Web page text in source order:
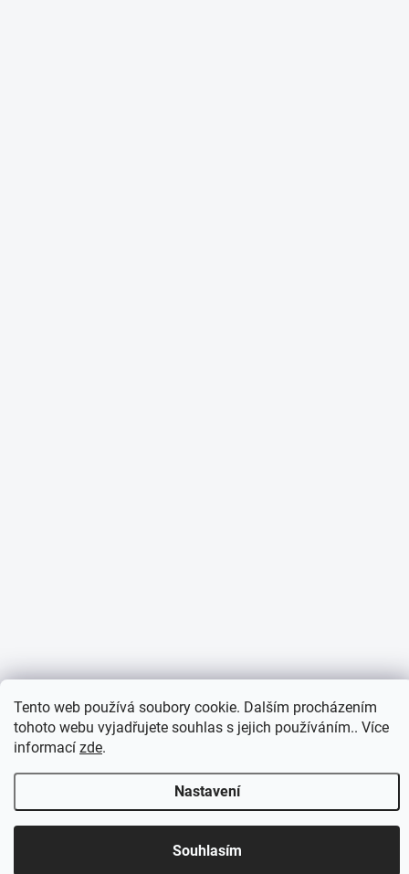
Tento web používá soubory cookie. Dalším procházením
tohoto webu vyjadřujete souhlas s jejich používáním.. Více
informací zde.
Nastavení
Souhlasím
Otevírací doba 7:30 - 16:00 hod